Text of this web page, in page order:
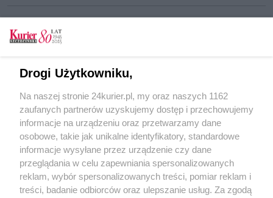
Jadą w niższe temperatury
Śledź wśród morsów [GALERIA]
Niedzielny chrzest morsów
POGODA
22℃
Drogi Użytkowniku,
Na naszej stronie 24kurier.pl, my oraz naszych 1162
zaufanych partnerów uzyskujemy dostęp i przechowujemy
informacje na urządzeniu oraz przetwarzamy dane
osobowe, takie jak unikalne identyfikatory, standardowe
informacje wysyłane przez urządzenie czy dane
przeglądania w celu zapewniania spersonalizowanych
reklam, wybór spersonalizowanych treści, pomiar reklam i
treści, badanie odbiorców oraz ulepszanie usług. Za zgodą